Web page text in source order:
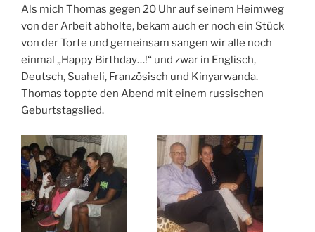
Als mich Thomas gegen 20 Uhr auf seinem Heimweg
von der Arbeit abholte, bekam auch er noch ein Stück
von der Torte und gemeinsam sangen wir alle noch
einmal „Happy Birthday…!“ und zwar in Englisch,
Deutsch, Suaheli, Französisch und Kinyarwanda.
Thomas toppte den Abend mit einem russischen
Geburtstagslied.